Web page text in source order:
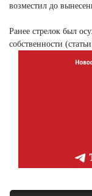
возместил до
Ранее стрелок был
собственности